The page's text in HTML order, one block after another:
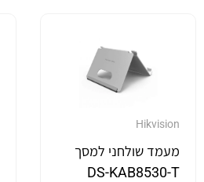
Hikvision
מעמד שולחני למסך
DS-KAB8530-T